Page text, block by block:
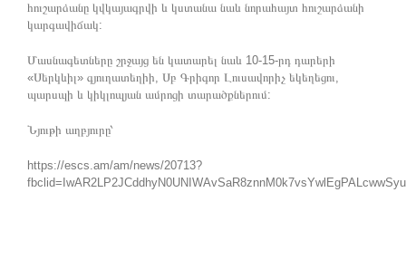
հուշարձանը կվկայագրվի և կստանա նաև նորահայտ հուշարձանի
կարգավիճակ:
Մասնագետները շրջայց են կատարել նաև 10-15-րդ դարերի
«Սերկևիլ» գյուղատեղիի, Սբ Գրիգոր Լուսավորիչ եկեղեցու,
պարսպի և կիկլոպյան ամրոցի տարածքներում:
Նյութի աղբյուրը՝
https://escs.am/am/news/20713?